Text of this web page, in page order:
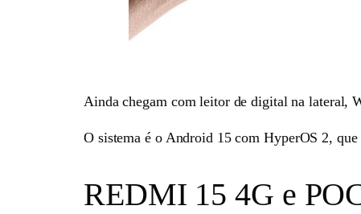
Ainda chegam com leitor de digital na lateral,
O sistema é o Android 15 com HyperOS 2,
REDMI 15 4G e